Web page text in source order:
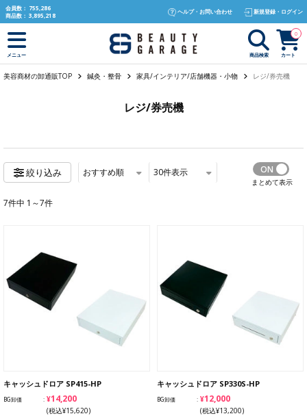
text.skipToContent
text.skipToNavigation
会員数： 755,286
商品数： 3,895,218
ヘルプ・お問い合わせ 新規登録・ログイン
メニュー 商品検索 カート
0
美容商材の卸通販TOP 鍼灸・整骨 家具/インテリア/店舗機器・小物 レジ/券売機
レジ/券売機
絞り込み おすすめ順 30件表示
まとめて表示
7件中 1～7件
キャッシュドロア SP415-HP
BG卸価 ¥14,200
(税込¥15,620)
キャッシュドロア SP330S-HP
BG卸価 ¥12,000
(税込¥13,200)